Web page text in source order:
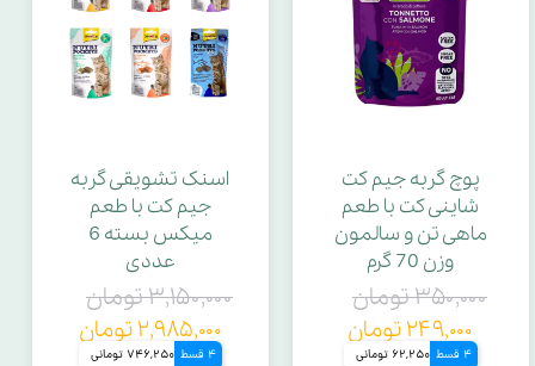
پوچ گربه جیم کت
شاینی کت با طعم
ماهی تن و سالمون
وزن 70 گرم
۳۵۰,۰۰۰ تومان
۲۴۹,۰۰۰ تومان
4 قسط 62,250 تومانی
اسنک تشویقی گربه
جیم کت با طعم
میکس بسته 6
عددی
۳,۱۵۰,۰۰۰ تومان
۲,۹۸۵,۰۰۰ تومان
4 قسط 746,250 تومانی